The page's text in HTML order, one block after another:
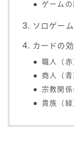
ゲーム
ソロゲー
カードの
職人（赤
商人（青
宗教関係
貴族（緑